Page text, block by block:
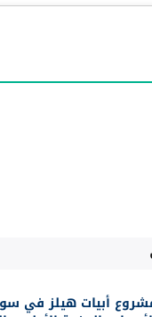
أبيات هيلز في